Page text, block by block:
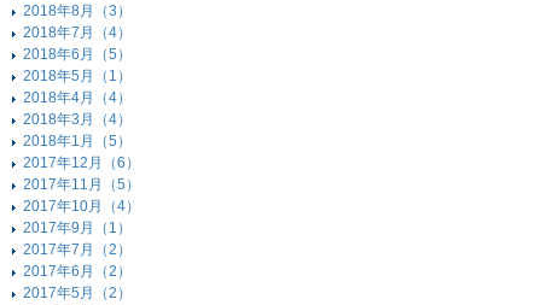
2018年8月（3）
2018年7月（4）
2018年6月（5）
2018年5月（1）
2018年4月（4）
2018年3月（4）
2018年1月（5）
2017年12月（6）
2017年11月（5）
2017年10月（4）
2017年9月（1）
2017年7月（2）
2017年6月（2）
2017年5月（2）